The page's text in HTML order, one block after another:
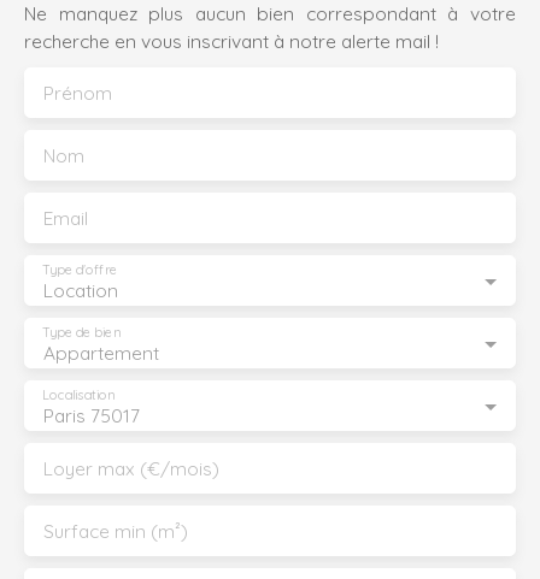
Ne manquez plus aucun bien correspondant à votre
recherche en vous inscrivant à notre alerte mail !
Prénom
Nom
Email
Location
Type d'offre
Appartement
Type de bien
Paris 75017
Localisation
Loyer max (€/mois)
Surface min (m²)